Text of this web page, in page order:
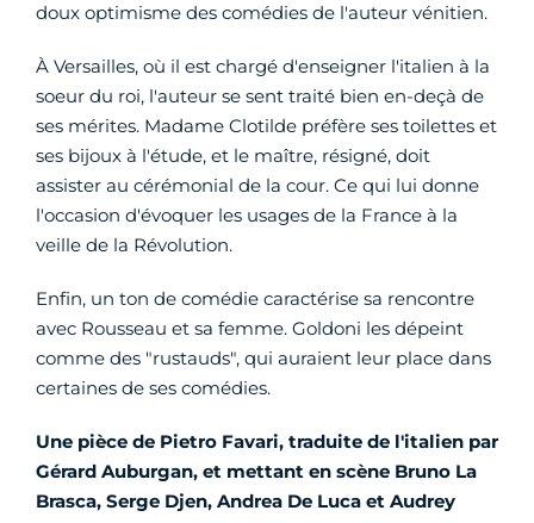
doux optimisme des comédies de l'auteur vénitien.
À Versailles, où il est chargé d'enseigner l'italien à la
soeur du roi, l'auteur se sent traité bien en-deçà de
ses mérites. Madame Clotilde préfère ses toilettes et
ses bijoux à l'étude, et le maître, résigné, doit
assister au cérémonial de la cour. Ce qui lui donne
l'occasion d'évoquer les usages de la France à la
veille de la Révolution.
Enfin, un ton de comédie caractérise sa rencontre
avec Rousseau et sa femme. Goldoni les dépeint
comme des "rustauds", qui auraient leur place dans
certaines de ses comédies.
Une pièce de Pietro Favari, traduite de l'italien par
Gérard Auburgan, et mettant en scène Bruno La
Brasca, Serge Djen, Andrea De Luca et Audrey